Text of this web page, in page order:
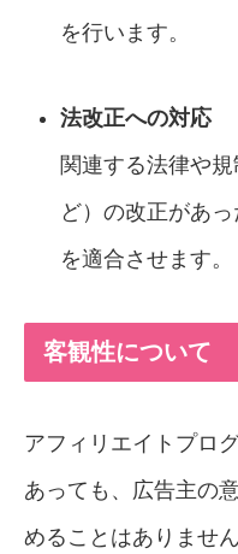
を行います。
法改正への対応
関連する法律や
ど）の改正があ
を適合させます。
客観性について
アフィリエイトプロ
あっても、広告主の
めることはありません